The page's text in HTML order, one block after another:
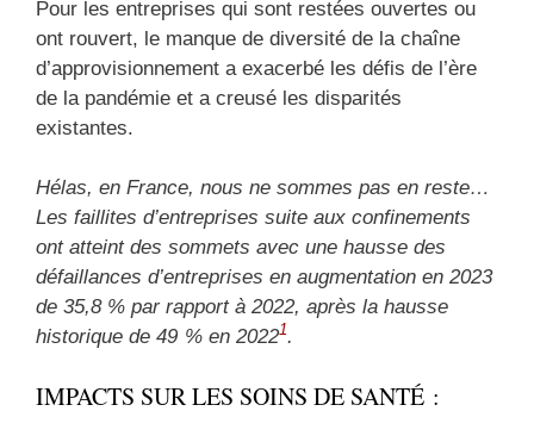
Pour les entreprises qui sont restées ouvertes ou
ont rouvert, le manque de diversité de la chaîne
d’approvisionnement a exacerbé les défis de l’ère
de la pandémie et a creusé les disparités
existantes.
Hélas, en France, nous ne sommes pas en reste…
Les faillites d’entreprises suite aux confinements
ont atteint des sommets avec une hausse des
défaillances d’entreprises en augmentation en 2023
de 35,8 % par rapport à 2022, après la hausse
historique de 49 % en 20221.
IMPACTS SUR LES SOINS DE SANTÉ :